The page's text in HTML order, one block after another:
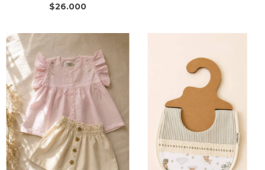
$26.000